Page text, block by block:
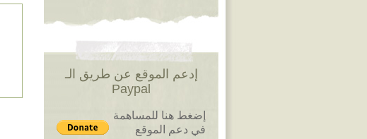
إدعم الموقع عن طريق الـ
Paypal
إضغط هنا للمساهمة
في دعم الموقع